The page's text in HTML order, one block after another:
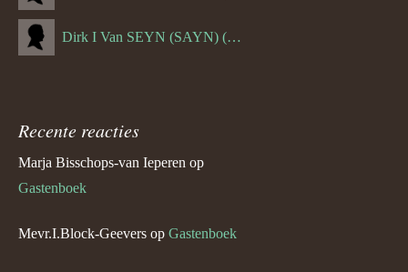
Dirk I Van SEYN (SAYN) (--1120)
Recente reacties
Marja Bisschops-van Ieperen op
Gastenboek
Mevr.I.Block-Geevers op Gastenboek